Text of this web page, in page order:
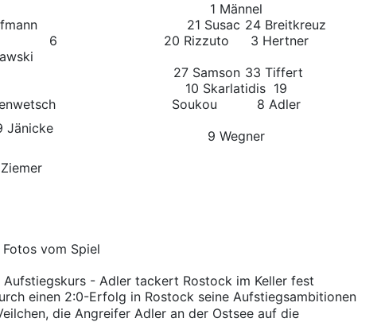
6
Jänicke
1 Männel
21 Susac 24 Breitkreuz
20 Rizzuto
3 Hertner
27 Samson 33 Tiffert
10 Skarlatidis 19
Soukou 8 Adler
9 Wegner
Fotos vom Spiel
- Adler tackert Rostock im Keller fest
einen 2:0-Erfolg in Rostock seine Aufstiegsambitionen
die Angreifer Adler an der Ostsee auf die